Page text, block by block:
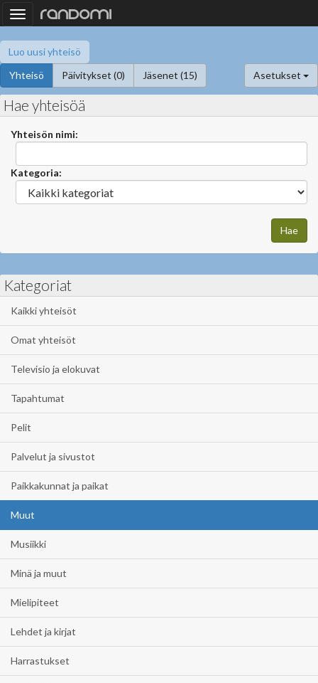
Toggle
navigation
Luo uusi yhteisö
Yhteisö
Päivitykset (0) Jäsenet (15) Asetukset
Hae yhteisöä
Yhteisön nimi:
Kategoria:
Kategoriat
Kaikki yhteisöt
Omat yhteisöt
Televisio ja elokuvat
Tapahtumat
Pelit
Palvelut ja sivustot
Paikkakunnat ja paikat
Muut
Musiikki
Minä ja muut
Mielipiteet
Lehdet ja kirjat
Harrastukset